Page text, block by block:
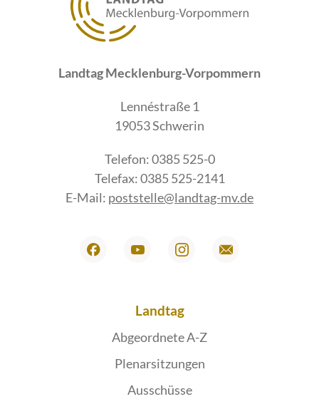
Landtag Mecklenburg-Vorpommern
Lennéstraße 1
19053 Schwerin
Telefon: 0385 525-0
Telefax: 0385 525-2141
E-Mail: poststelle@landtag-mv.de
Landtag
Abgeordnete A-Z
Plenarsitzungen
Ausschüsse